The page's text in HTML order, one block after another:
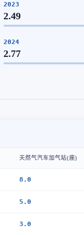
2023
2.49
2024
2.77
天然气汽车加气站(座)
8.0
5.0
3.0